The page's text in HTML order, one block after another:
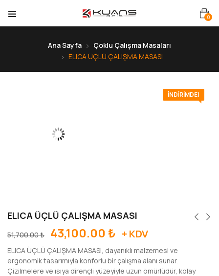
0
Ana Sayfa
Çoklu Çalışma Masaları
ELICA ÜÇLÜ ÇALIŞMA MASASI
İNDIRIMDE!
ELICA ÜÇLÜ ÇALIŞMA MASASI
51,700.00₺ 43,100.00 ₺ + KDV
ELICA ÜÇLÜ ÇALIŞMA MASASI, dayanıklı malzemesi ve
ergonomik tasarımıyla konforlu bir çalışma alanı sunar.
Çizilmelere ve ısıya dirençli yüzeyiyle uzun ömürlüdür, kolay